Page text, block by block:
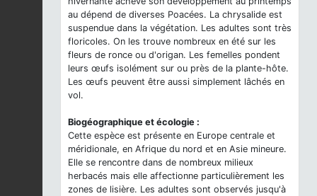
au dépend de diverses Poacées. La chrysalide est
suspendue dans la végétation. Les adultes sont très
floricoles. On les trouve nombreux en été sur les
fleurs de ronce ou d'origan. Les femelles pondent
leurs œufs isolément sur ou près de la plante-hôte.
Les œufs peuvent être aussi simplement lâchés en
vol.
Biogéographique et écologie :
Cette espèce est présente en Europe centrale et
méridionale, en Afrique du nord et en Asie mineure.
Elle se rencontre dans de nombreux milieux
herbacés mais elle affectionne particulièrement les
zones de lisière. Les adultes sont observés jusqu'à